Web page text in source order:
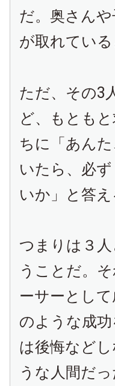
だ。奥さん
が取れている
ただ、その3
ど、もとも
ちに「あん
いたら、必
いか」と答え
つまりは３
うことだ。
ーサーとし
のような成
は後悔など
うな人間だ